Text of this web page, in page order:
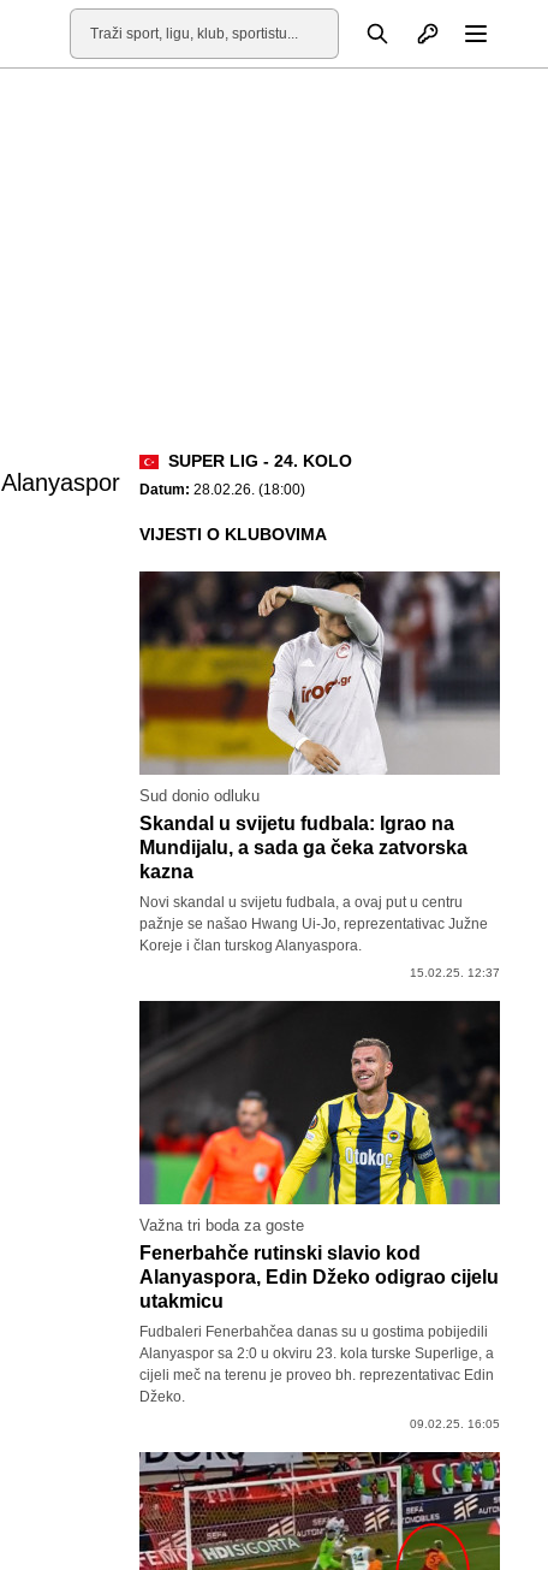
Pretraga Otvori profil
Alanyaspor
SUPER LIG - 24. KOLO
Datum: 28.02.26. (18:00)
VIJESTI O KLUBOVIMA
Sud donio odluku
Skandal u svijetu fudbala: Igrao na
Mundijalu, a sada ga čeka zatvorska
kazna
Novi skandal u svijetu fudbala, a ovaj put u centru
pažnje se našao Hwang Ui-Jo, reprezentativac Južne
Koreje i član turskog Alanyaspora.
15.02.25. 12:37
Važna tri boda za goste
Fenerbahče rutinski slavio kod
Alanyaspora, Edin Džeko odigrao cijelu
utakmicu
Fudbaleri Fenerbahčea danas su u gostima pobijedili
Alanyaspor sa 2:0 u okviru 23. kola turske Superlige, a
cijeli meč na terenu je proveo bh. reprezentativac Edin
Džeko.
09.02.25. 16:05